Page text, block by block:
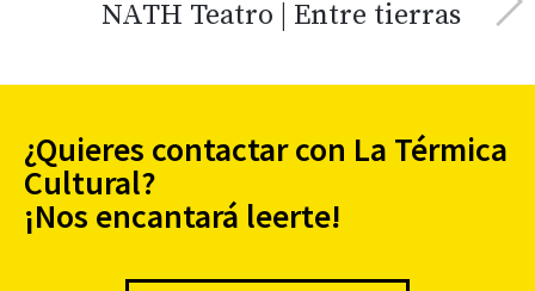
NATH Teatro | Entre tierras
¿Quieres contactar con La Térmica
Cultural?
¡Nos encantará leerte!